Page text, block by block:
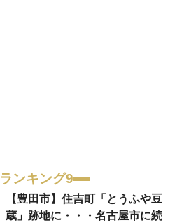
ランキング9
【豊田市】住吉町「とうふや豆
蔵」跡地に・・・名古屋市に続